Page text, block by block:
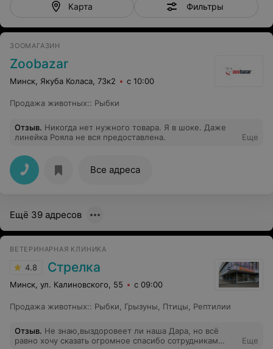
Карта Фильтры
ЗООМАГАЗИН
Zoobazar
Минск, Якуба Коласа, 73к2 с 10:00
Продажа животных:: Рыбки
Отзыв. Никогда нет нужного товара. Я в шоке. Даже
линейка Рояла не вся предоставлена.
Еще
Все адреса
Ещё 39 адресов
ВЕТЕРИНАРНАЯ КЛИНИКА
4.8 Стрелка
Минск, ул. Калиновского, 55 с 09:00
Продажа животных:: Рыбки Грызуны Птицы Рептилии
Отзыв. Не знаю,выздоровеет ли наша Дара, но всё
равно хочу сказать огромное спасибо сотрудникам
Еще